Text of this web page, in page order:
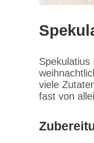
viele
fast von